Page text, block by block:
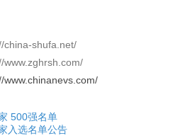
china-shufa.net/
www.zghrsh.com/
www.chinanevs.com/
500强名单
入选名单公告